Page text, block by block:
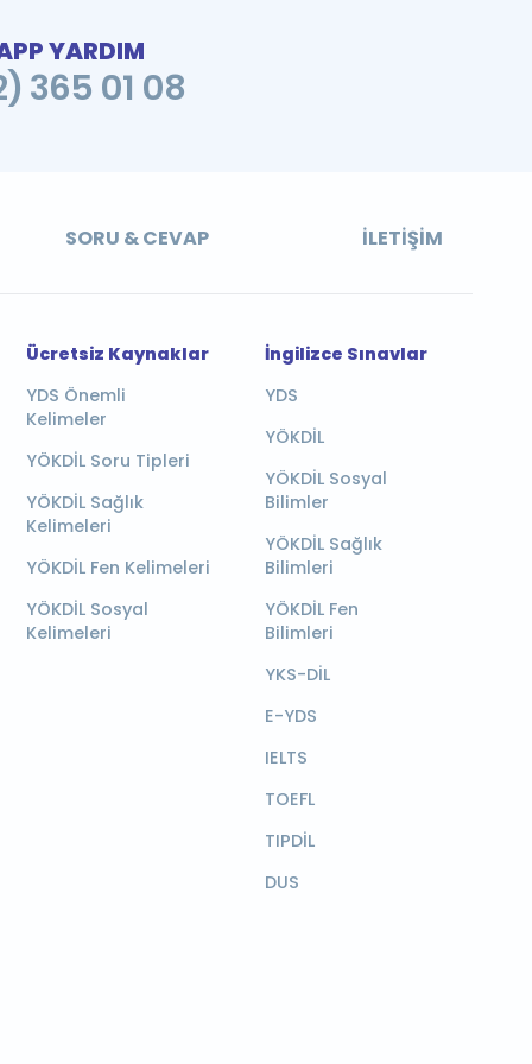
YARDIM
365 01 08
SORU & CEVAP İLETIŞIM
Ücretsiz Kaynaklar
YDS Önemli
Kelimeler
YÖKDİL Soru Tipleri
YÖKDİL Sağlık
Kelimeleri
YÖKDİL Fen Kelimeleri
YÖKDİL Sosyal
Kelimeleri
İngilizce Sınavlar
YDS
YÖKDİL
YÖKDİL Sosyal
Bilimler
YÖKDİL Sağlık
Bilimleri
YÖKDİL Fen
Bilimleri
YKS-DİL
E-YDS
IELTS
TOEFL
TIPDİL
DUS